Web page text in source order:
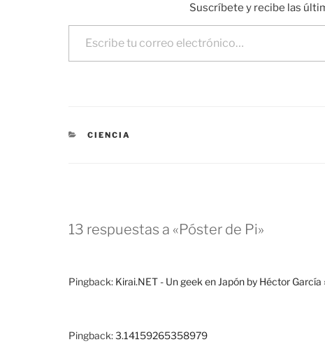
Suscríbete y recibe las
Escribe tu correo electrónico…
CATEGORÍAS
CIENCIA
13 respuestas a «Póster de Pi»
Pingback: Kirai.NET - Un geek en Japón by Héctor
Pingback:3.14159265358979